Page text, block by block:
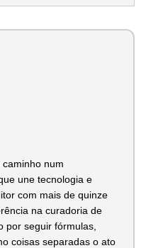
num
une tecnologia e
com mais de quinze
na curadoria de
seguir fórmulas,
coisas separadas o ato